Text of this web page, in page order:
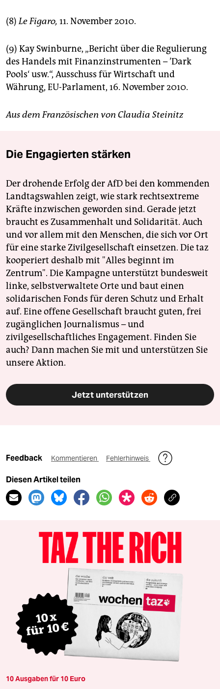
(8)Le Figaro, 11. November 2010.
(9) Kay Swinburne, „Bericht über die Regulierung
des Handels mit Finanzinstrumenten – ’Dark
Pools‘ usw.“, Ausschuss für Wirtschaft und
Währung, EU-Parlament, 16. November 2010.
Aus dem Französischen von Claudia Steinitz
Die Engagierten stärken
Der drohende Erfolg der AfD bei den kommenden
Landtagswahlen zeigt, wie stark rechtsextreme
Kräfte inzwischen geworden sind. Gerade jetzt
braucht es Zusammenhalt und Solidarität. Auch
und vor allem mit den Menschen, die sich vor Ort
für eine starke Zivilgesellschaft einsetzen. Die taz
kooperiert deshalb mit "Alles beginnt im
Zentrum". Die Kampagne unterstützt bundesweit
linke, selbstverwaltete Orte und baut einen
solidarischen Fonds für deren Schutz und Erhalt
auf. Eine offene Gesellschaft braucht guten, frei
zugänglichen Journalismus – und
zivilgesellschaftliches Engagement. Finden Sie
auch? Dann machen Sie mit und unterstützen Sie
unsere Aktion.
Jetzt unterstützen
Feedback Kommentieren Fehlerhinweis
Diesen Artikel teilen
10 Ausgaben für 10 Euro